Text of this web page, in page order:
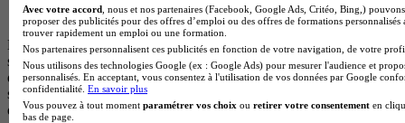
Équivalent brut annuel : 27 000 € - 34 600 €
Ne t’attends pas à être tout en haut de l’échelle en début de carrière,
surtout si tu as un poste de salarié. Si tu veux avoir une idée, sache
que, sur France Travail,80 %des offres en 2025 proposent un
salaire compris entre 1800 et 2100 euros brut par mois, soit un net
qui se situe entre1 430 et 1671 euros mensuels.
Avec votre accord , nous et nos partenaires (Facebook, Google Ads, Critéo, Bing,)
proposer des publicités pour des offres d’emploi ou des offres de formations
trouver rapidement un emploi ou une formation.
Nos partenaires personnalisent ces publicités en fonction de votre navigation, de votre
Nous utilisons des technologies Google (ex : Google Ads) pour mesurer l'audience et
personnalisés. En acceptant, vous consentez à l'utilisation de vos données par Google
confidentialité. En savoir plus
Vous pouvez à tout moment paramétrer vos choix ou retirer votre consentement en
bas de page.